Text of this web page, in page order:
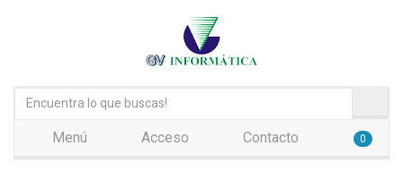
Menú Acceso Contacto 0